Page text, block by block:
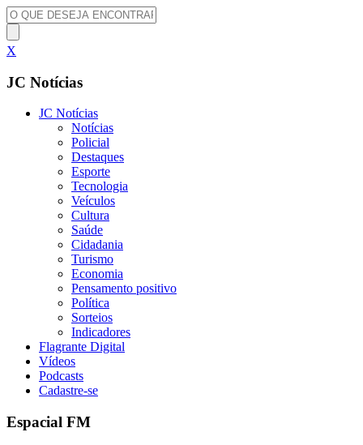
X
JC Notícias
JC Notícias
Notícias
Policial
Destaques
Esporte
Tecnologia
Veículos
Cultura
Saúde
Cidadania
Turismo
Economia
Pensamento positivo
Política
Sorteios
Indicadores
Flagrante Digital
Vídeos
Podcasts
Cadastre-se
Espacial FM